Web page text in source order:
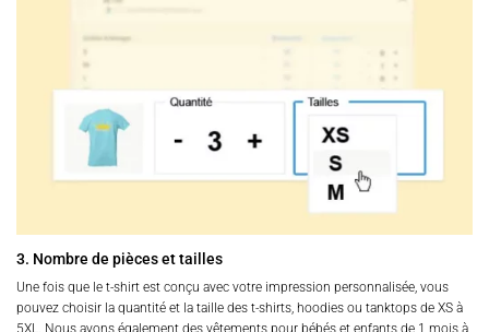
3. Nombre de pièces et tailles
Une fois que le t-shirt est conçu avec votre impression personnalisée, vous
pouvez choisir la quantité et la taille des t-shirts, hoodies ou tanktops de XS à